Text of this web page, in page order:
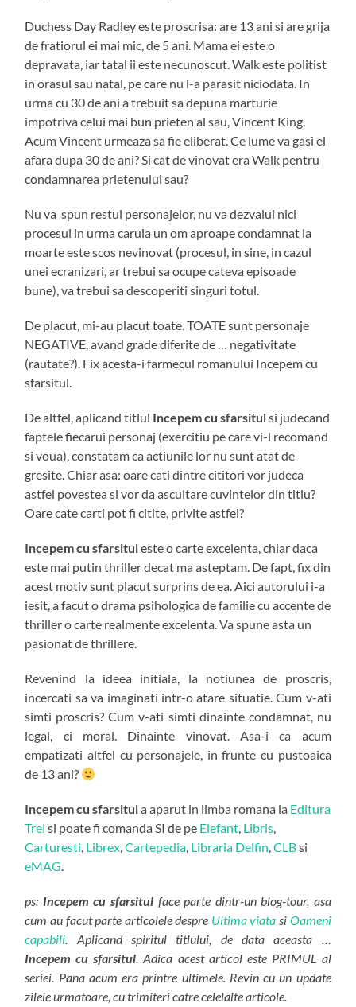
Duchess Day Radley este proscrisa: are 13 ani si are grija
de fratiorul ei mai mic, de 5 ani. Mama ei este o
depravata, iar tatal ii este necunoscut. Walk este politist
in orasul sau natal, pe care nu l-a parasit niciodata. In
urma cu 30 de ani a trebuit sa depuna marturie
impotriva celui mai bun prieten al sau, Vincent King.
Acum Vincent urmeaza sa fie eliberat. Ce lume va gasi el
afara dupa 30 de ani? Si cat de vinovat era Walk pentru
condamnarea prietenului sau?
Nu va spun restul personajelor, nu va dezvalui nici
procesul in urma caruia un om aproape condamnat la
moarte este scos nevinovat (procesul, in sine, in cazul
unei ecranizari, ar trebui sa ocupe cateva episoade
bune), va trebui sa descoperiti singuri totul.
De placut, mi-au placut toate. TOATE sunt personaje
NEGATIVE, avand grade diferite de … negativitate
(rautate?). Fix acesta-i farmecul romanului Incepem cu
sfarsitul.
De altfel, aplicand titlul Incepem cu sfarsitulsi judecand
faptele fiecarui personaj (exercitiu pe care vi-l recomand
si voua), constatam ca actiunile lor nu sunt atat de
gresite. Chiar asa: oare cati dintre cititori vor judeca
astfel povestea si vor da ascultare cuvintelor din titlu?
Oare cate carti pot fi citite, privite astfel?
Incepem cu sfarsituleste o carte excelenta, chiar daca
este mai putin thriller decat ma asteptam. De fapt, fix din
acest motiv sunt placut surprins de ea. Aici autorului i-a
iesit, a facut o drama psihologica de familie cu accente de
thriller o carte realmente excelenta. Va spune asta un
pasionat de thrillere.
Revenind la ideea initiala, la notiunea de proscris,
incercati sa va imaginati intr-o atare situatie. Cum v-ati
simti proscris? Cum v-ati simti dinainte condamnat, nu
legal, ci moral. Dinainte vinovat. Asa-i ca acum
empatizati altfel cu personajele, in frunte cu pustoaica
de 13 ani?
Incepem cu sfarsitula aparut in limba romana la Editura
Trei si poate fi comanda SI de pe Elefant, Libris,
Carturesti, Librex,Cartepedia, Libraria Delfin,CLBsi
eMAG.
ps: Incepem cu sfarsitulface parte dintr-un blog-tour, asa
cum au facut parte articolele despre Ultima viata si Oameni
capabili. Aplicand spiritul titlului, de data aceasta …
Incepem cu sfarsitul. Adica acest articol este PRIMUL al
seriei. Pana acum era printre ultimele. Revin cu un update
zilele urmatoare, cu trimiteri catre celelalte articole.